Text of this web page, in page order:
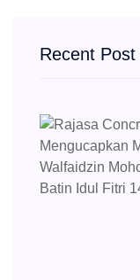
Recent Post